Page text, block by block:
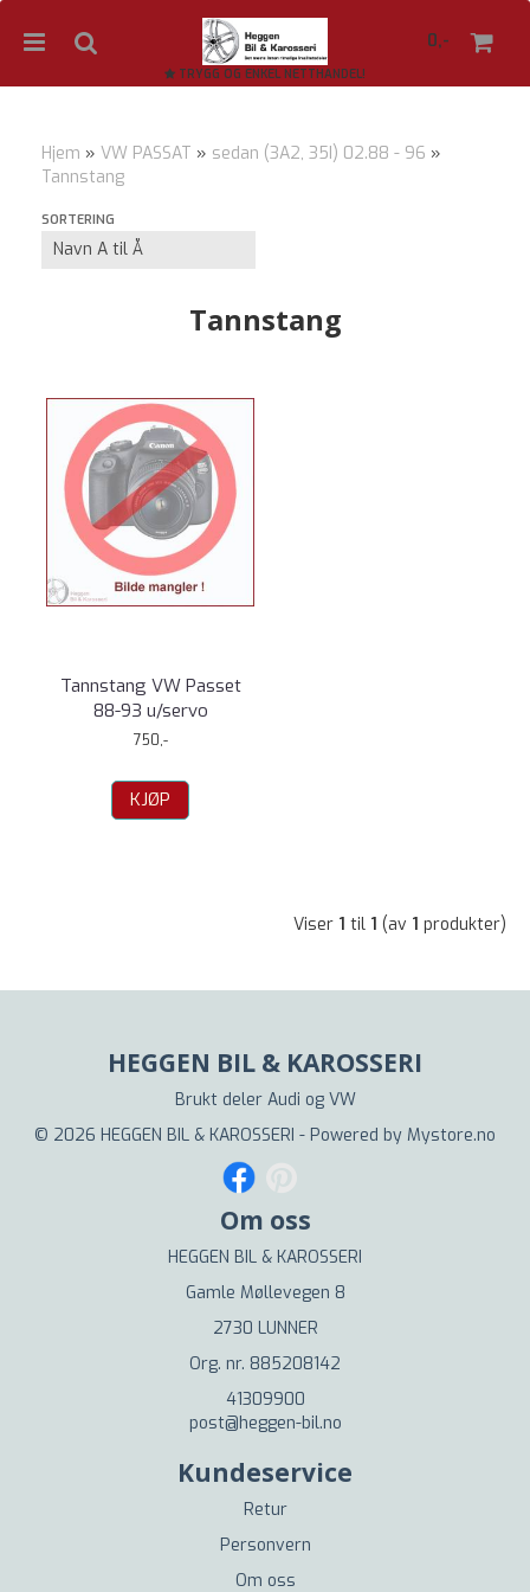
0,-
TRYGG OG ENKEL NETTHANDEL!
Hjem » VW PASSAT » sedan (3A2, 35I) 02.88 - 96 »
Tannstang
SORTERING
Tannstang
Tannstang VW Passet
88-93 u/servo
750,-
KJØP
Viser 1 til 1 (av 1 produkter)
HEGGEN BIL & KAROSSERI
Brukt deler Audi og VW
© 2026 HEGGEN BIL & KAROSSERI - Powered by Mystore.no
Om oss
HEGGEN BIL & KAROSSERI
Gamle Møllevegen 8
2730 LUNNER
Org. nr. 885208142
41309900
post@heggen-bil.no
Kundeservice
Retur
Personvern
Om oss